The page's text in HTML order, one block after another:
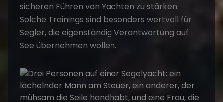
sicheren Führen von Yachten zu stärken.
Solche Trainings sind besonders wertvoll für
Segler, die eigenständig Verantwortung auf
See übernehmen wollen.